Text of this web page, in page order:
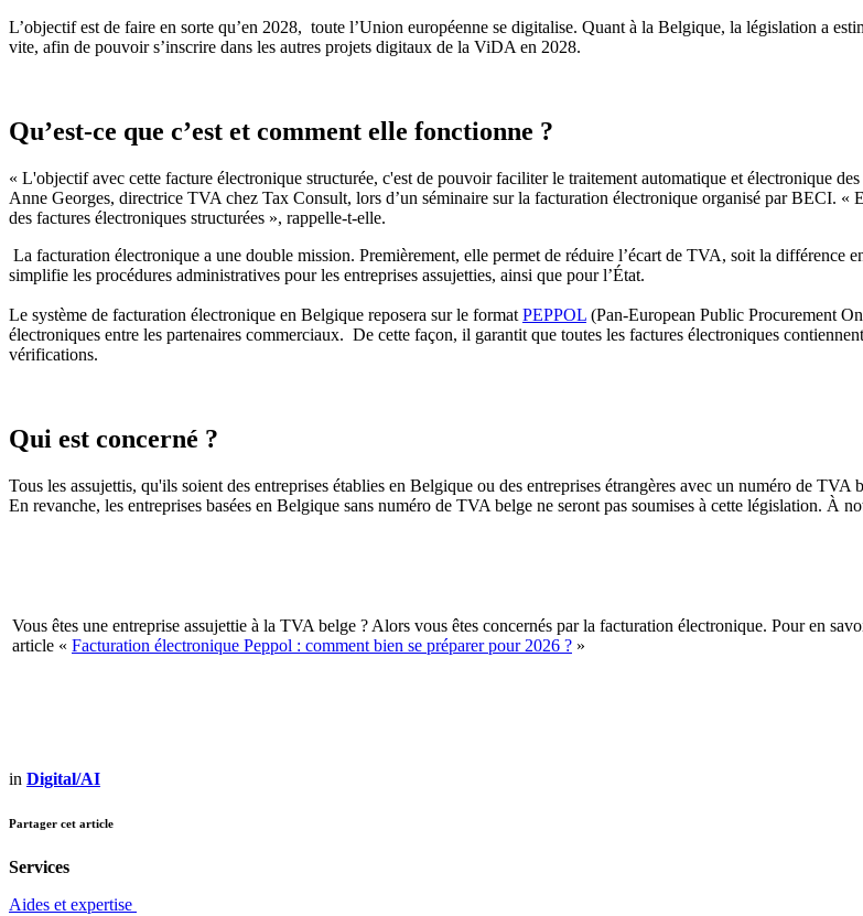
L’objectif est de faire en sorte qu’en 2028, toute l’Union européenne se digitalise. Quant à la Belgique, la législation a
vite, afin de pouvoir s’inscrire dans les autres projets digitaux de la ViDA en 2028.
Qu’est-ce que c’est et comment elle fonctionne ?
« L'objectif avec cette facture électronique structurée, c'est de pouvoir faciliter le traitement automatique et électronique
Anne Georges, directrice TVA chez Tax Consult, lors d’un séminaire sur la facturation électronique organisé par BECI. «
des factures électroniques structurées », rappelle-t-elle.
La facturation électronique a une double mission. Premièrement, elle permet de réduire l’écart de TVA, soit la différence
simplifie les procédures administratives pour les entreprises assujetties, ainsi que pour l’État.
Le système de facturation électronique en Belgique reposera sur le format PEPPOL (Pan-European Public Procurement
électroniques entre les partenaires commerciaux. De cette façon, il garantit que toutes les factures électroniques
vérifications.
Qui est concerné ?
Tous les assujettis, qu'ils soient des entreprises établies en Belgique ou des entreprises étrangères avec un numéro de
En revanche, les entreprises basées en Belgique sans numéro de TVA belge ne seront pas soumises à cette législation. À
Vous êtes une entreprise assujettie à la TVA belge ? Alors vous êtes concernés par la facturation électronique. Pour en
article « Facturation électronique Peppol : comment bien se préparer pour 2026 ? »
in Digital/AI
Partager cet article
Services
Aides et expertise